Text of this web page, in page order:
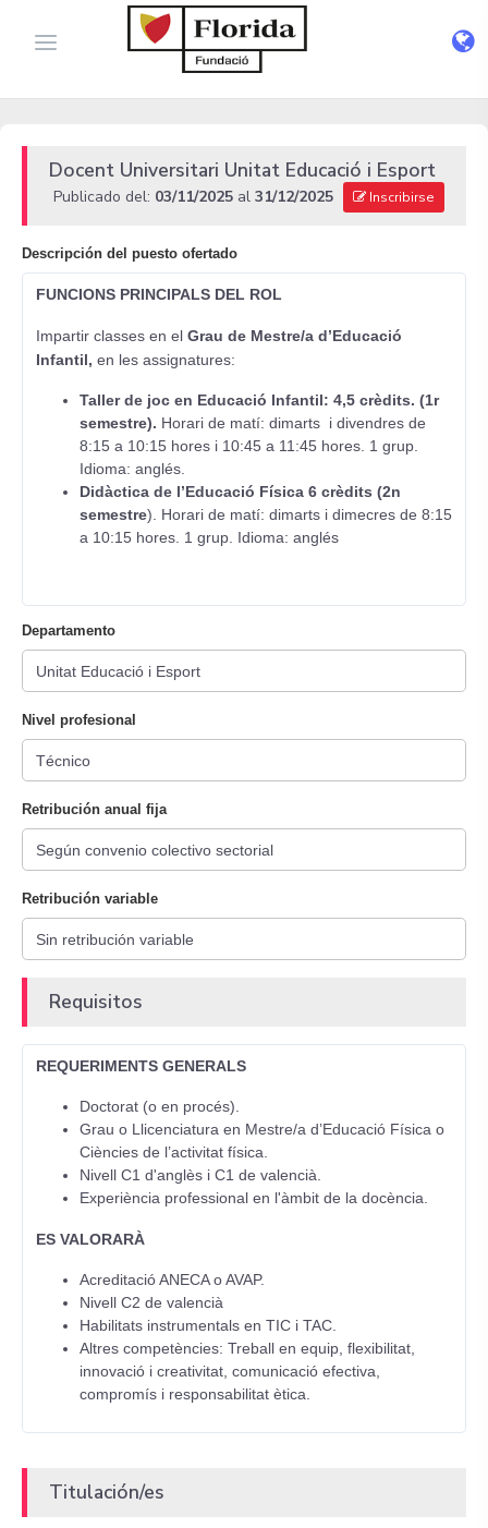
Docent Universitari Unitat Educació i Esport
Publicado del: 03/11/2025 al 31/12/2025 Inscribirse
Descripción del puesto ofertado
FUNCIONS PRINCIPALS DEL ROL
Impartir classes en el Grau de Mestre/a d’Educació
Infantil, en les assignatures:
Taller de joc en Educació Infantil: 4,5 crèdits. (1r
semestre). Horari de matí: dimarts i divendres de
8:15 a 10:15 hores i 10:45 a 11:45 hores. 1 grup.
Idioma: anglés.
Didàctica de l’Educació Física 6 crèdits (2n
semestre). Horari de matí: dimarts i dimecres de 8:15
a 10:15 hores. 1 grup. Idioma: anglés
Departamento
Nivel profesional
Retribución anual fija
Retribución variable
Requisitos
REQUERIMENTS GENERALS
Doctorat (o en procés).
Grau o Llicenciatura en Mestre/a d’Educació Física o
Ciències de l’activitat física.
Nivell C1 d'anglès i C1 de valencià.
Experiència professional en l'àmbit de la docència.
ES VALORARÀ
Acreditació ANECA o AVAP.
Nivell C2 de valencià
Habilitats instrumentals en TIC i TAC.
Altres competències: Treball en equip, flexibilitat,
innovació i creativitat, comunicació efectiva,
compromís i responsabilitat ètica.
Titulación/es